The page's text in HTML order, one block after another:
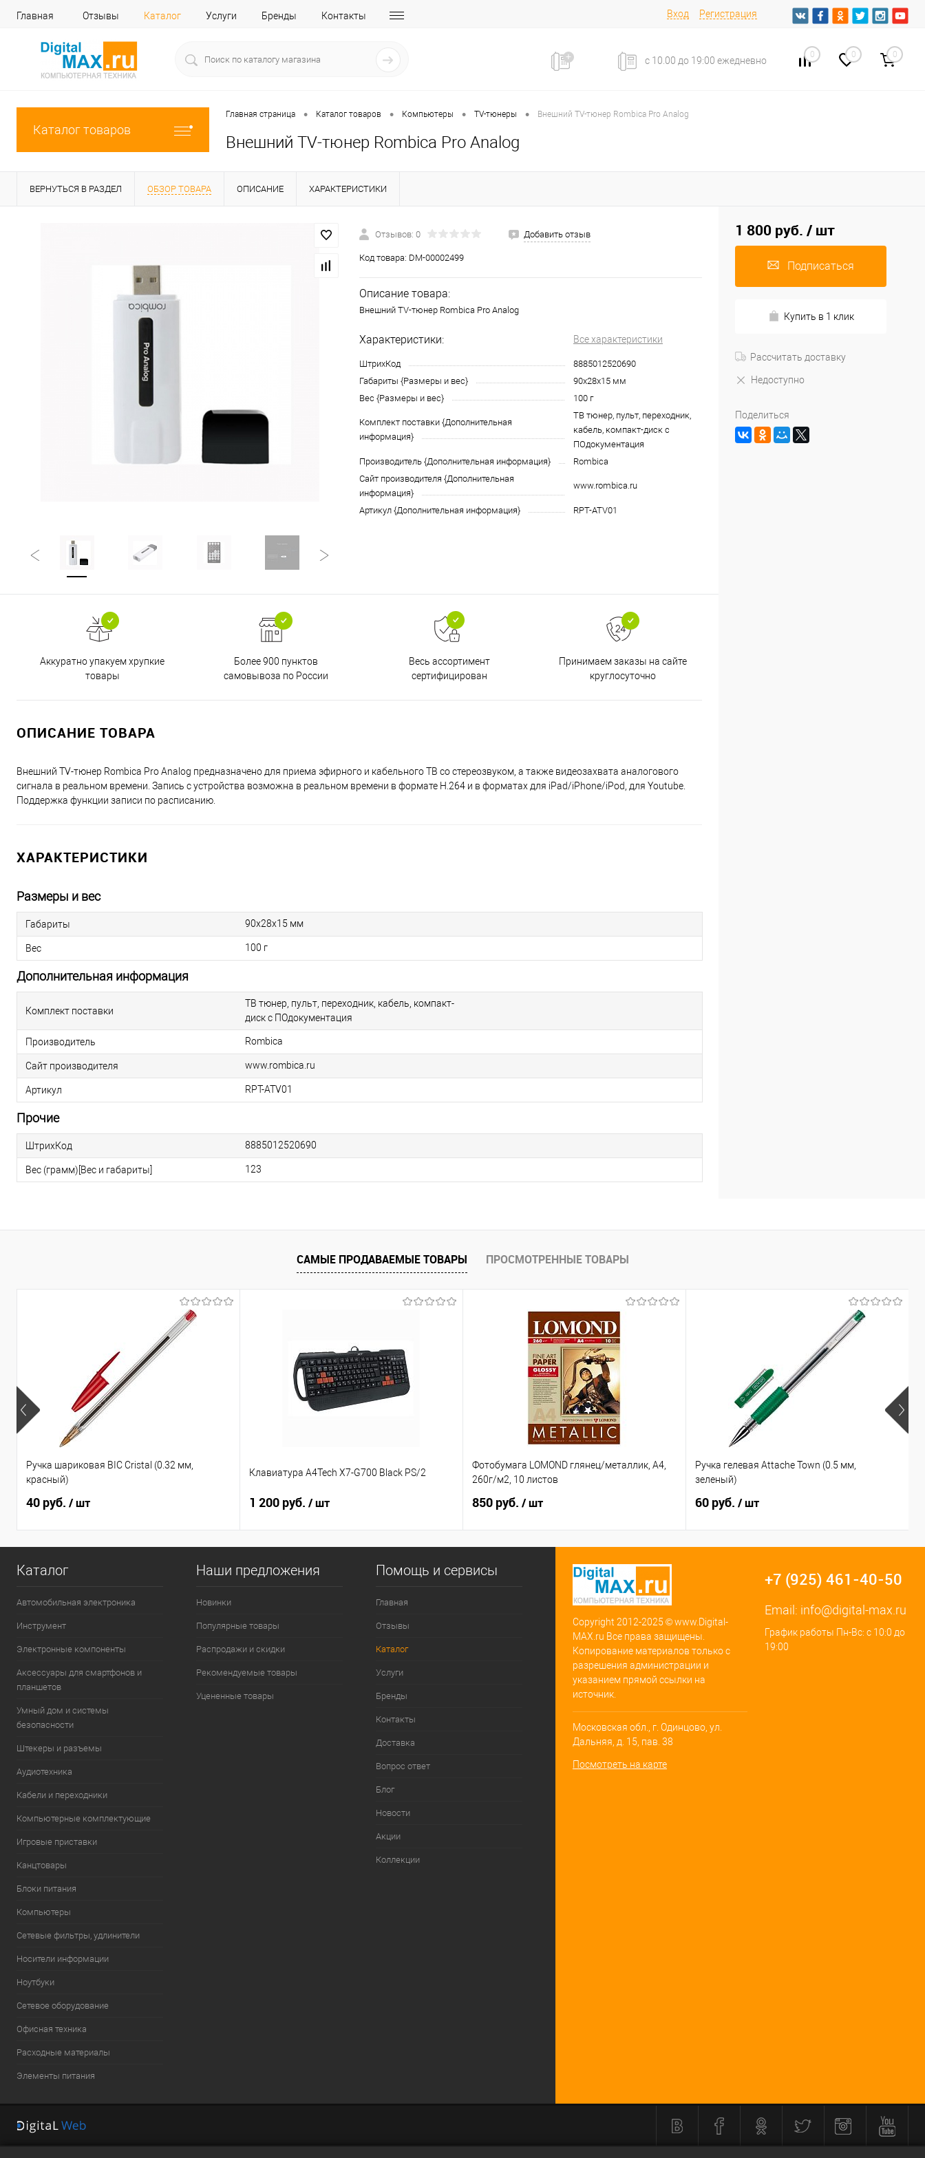
Главная Отзывы Каталог Услуги Бренды Контакты Вход Регистрация
с 10.00 до 19:00 ежедневно
0 0 0
Каталог товаров
Главная страница • Каталог товаров • Компьютеры • TV-тюнеры • Внешний TV-тюнер Rombica Pro Analog
Внешний TV-тюнер Rombica Pro Analog
ВЕРНУТЬСЯ В РАЗДЕЛ ОБЗОР ТОВАРА ОПИСАНИЕ ХАРАКТЕРИСТИКИ
Отзывов: 0 Добавить отзыв
Код товара: DM-00002499
Описание товара:
Внешний TV-тюнер Rombica Pro Analog
Характеристики: Все характеристики
ШтрихКод
8885012520690
Габариты {Размеры и вес}
90х28х15 мм
Вес {Размеры и вес}
100 г
Комплект поставки {Дополнительная
информация}
ТВ тюнер, пульт, переходник,
кабель, компакт-диск с
ПОдокументация
Производитель {Дополнительная информация}
Rombica
Сайт производителя {Дополнительная
информация}
www.rombica.ru
Артикул {Дополнительная информация} RPT-ATV01
Аккуратно упакуем хрупкие
товары
Более 900 пунктов
самовывоза по России
Весь ассортимент
сертифицирован
Принимаем заказы на сайте
круглосуточно
ОПИСАНИЕ ТОВАРА
Внешний TV-тюнер Rombica Pro Analog предназначено для приема эфирного и кабельного ТВ со стереозвуком, а также видеозахвата аналогового
сигнала в реальном времени. Запись с устройства возможна в реальном времени в формате H.264 и в форматах для iPad/iPhone/iPod, для Youtube.
Поддержка функции записи по расписанию.
ХАРАКТЕРИСТИКИ
Размеры и вес
Габариты 90х28х15 мм
Вес 100 г
Дополнительная информация
Комплект поставки
ТВ тюнер, пульт, переходник, кабель, компакт-
диск с ПОдокументация
Производитель Rombica
Сайт производителя www.rombica.ru
Артикул RPT-ATV01
Прочие
ШтрихКод 8885012520690
Вес (грамм)[Вес и габариты] 123
1 800 руб. / шт
Подписаться
Купить в 1 клик
Рассчитать доставку
Недоступно
Поделиться
САМЫЕ ПРОДАВАЕМЫЕ ТОВАРЫ ПРОСМОТРЕННЫЕ ТОВАРЫ
Ручка шариковая BIC Cristal (0.32 мм,
красный)
40 руб. / шт
Клавиатура A4Tech X7-G700 Black PS/2
1 200 руб. / шт
Фотобумага LOMOND глянец/металлик, А4,
260г/м2, 10 листов
850 руб. / шт
Ручка гелевая Attache Town (0.5 мм,
зеленый)
60 руб. / шт
Каталог
Автомобильная электроника
Инструмент
Электронные компоненты
Аксессуары для смартфонов и
планшетов
Умный дом и системы
безопасности
Штекеры и разъемы
Аудиотехника
Кабели и переходники
Компьютерные комплектующие
Игровые приставки
Канцтовары
Блоки питания
Компьютеры
Сетевые фильтры, удлинители
Носители информации
Ноутбуки
Сетевое оборудование
Офисная техника
Расходные материалы
Элементы питания
Наши предложения
Новинки
Популярные товары
Распродажи и скидки
Рекомендуемые товары
Уцененные товары
Помощь и сервисы
Главная
Отзывы
Каталог
Услуги
Бренды
Контакты
Доставка
Вопрос ответ
Блог
Новости
Акции
Коллекции
Copyright 2012-2025 © www.Digital-
MAX.ru Все права защищены.
Копирование материалов только с
разрешения администрации и
указанием прямой ссылки на
источник.
Московская обл., г. Одинцово, ул.
Дальняя, д. 15, пав. 38
Посмотреть на карте
+7 (925) 461-40-50
Email: info@digital-max.ru
График работы Пн-Вс: с 10:0 до
19:00